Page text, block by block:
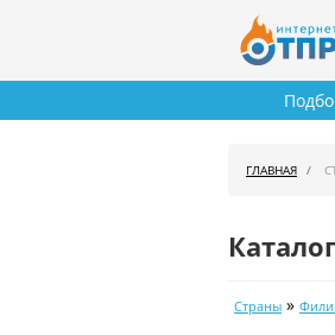
ГЛАВНАЯ
Страны »